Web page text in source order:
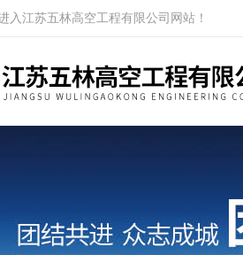
入江苏五林高空工程有限公司网站！